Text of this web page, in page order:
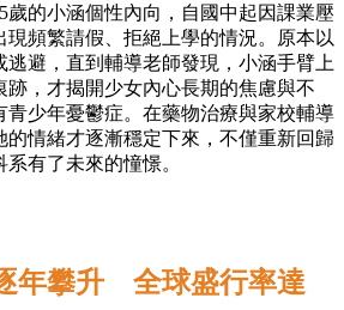
歲的小涵個性內向，自國中起因課業壓
現頻繁請假、拒絕上學的情況。原本以
避，直到輔導老師發現，小涵手臂上
跡，才揭開少女內心長期的焦慮與不
青少年憂鬱症。在藥物治療與家校輔導
的情緒才逐漸穩定下來，不僅重新回歸
有了未來的憧憬。
年攀升 全球盛行率達